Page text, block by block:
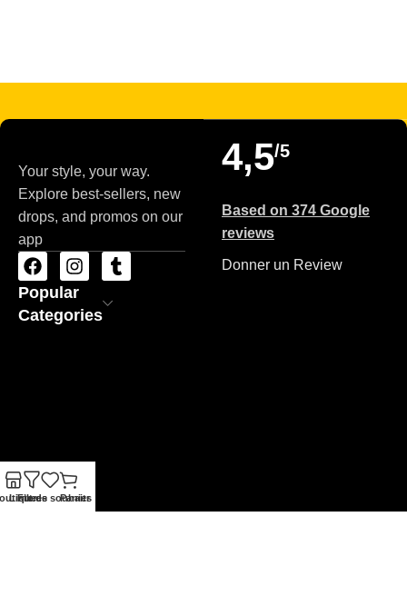
Your style, your way.
Explore best-sellers, new
drops, and promos on our
app
Popular
Categories
4,5/5
Based on 374 Google
reviews
Donner un Review
Filtres
Liste de souhaits
Panier